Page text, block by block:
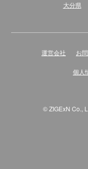
大分県
運営会社 お
個人
© ZIGExN Co.,